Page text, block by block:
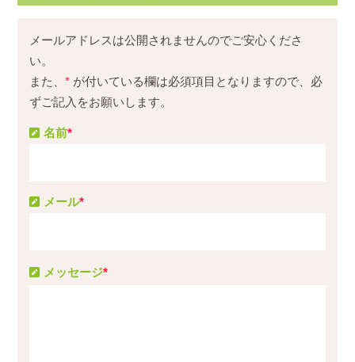
メールアドレスは公開されませんのでご安心くださ
い。
また、* が付いている欄は必須項目となりますので、必
ずご記入をお願いします。
メッセージ*
名前*
メール*